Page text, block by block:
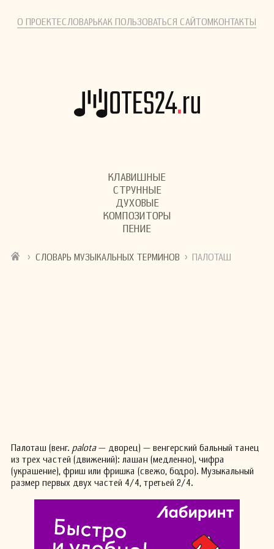
О ПРОЕКТЕСЛОВАРЬКАК ПОЛЬЗОВАТЬСЯ САЙТОМКОНТАКТЫ
КЛАВИШНЫЕ
СТРУННЫЕ
ДУХОВЫЕ
КОМПОЗИТОРЫ
ПЕНИЕ
› СЛОВАРЬ МУЗЫКАЛЬНЫХ ТЕРМИНОВ › ПАЛОТАШ
Палоташ (венг. palota— дворец) — венгерский бальный танец
из трех частей (движений): лашан (медленно), чифра
(украшение), фриш или фришка (свежо, бодро). Музыкальный
размер первых двух частей 4/4, третьей 2/4.